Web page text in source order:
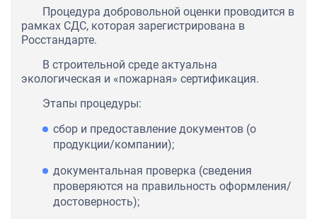
Процедура добровольной оценки проводится в
рамках СДС, которая зарегистрирована в
Росстандарте.
В строительной среде актуальна
экологическая и «пожарная» сертификация.
Этапы процедуры:
сбор и предоставление документов (о
продукции/компании);
документальная проверка (сведения
проверяются на правильность оформления/
достоверность);